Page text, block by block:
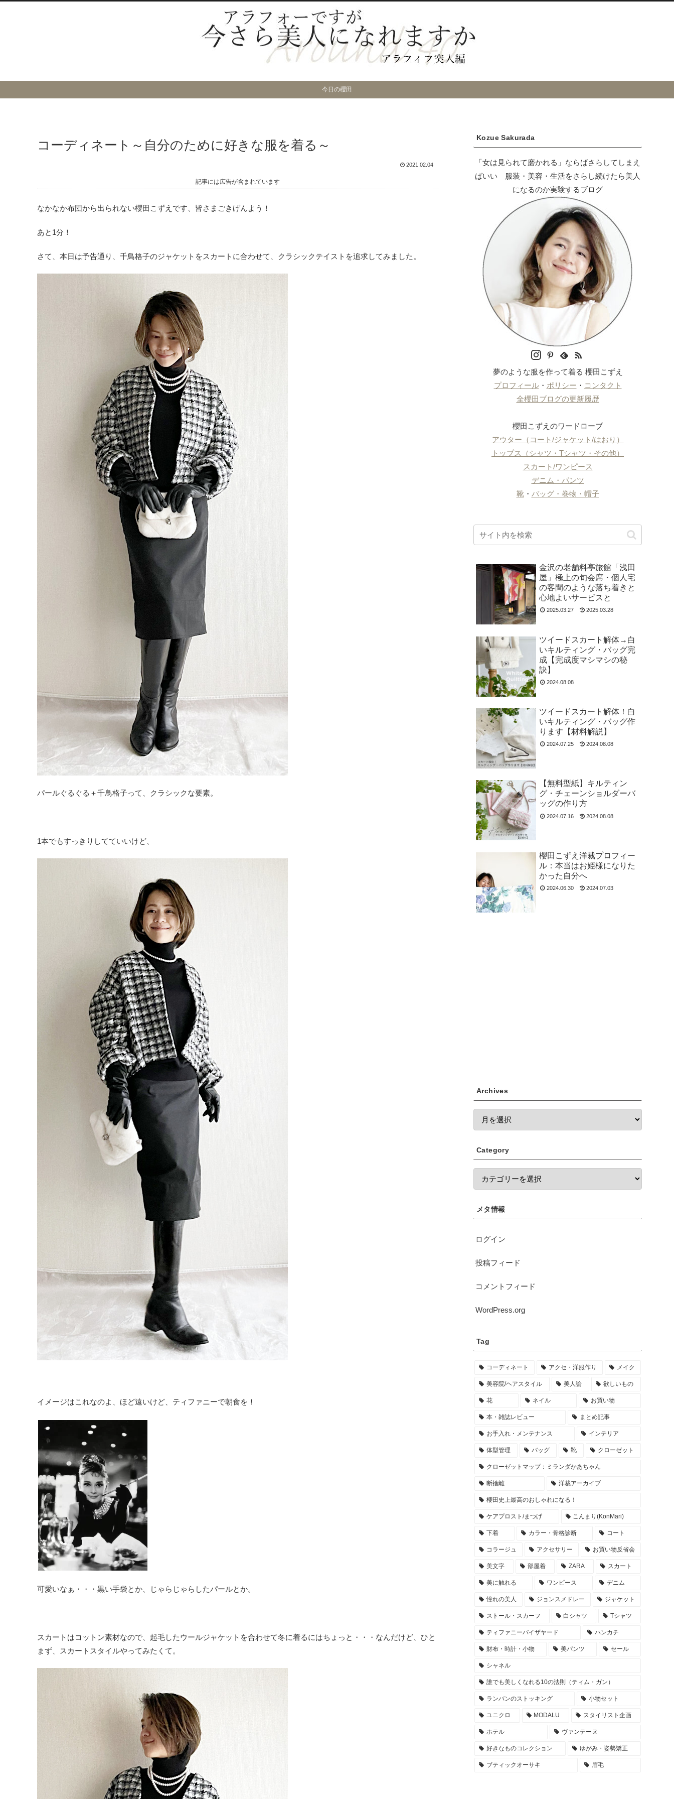
今日の櫻田
コーディネート～自分のために好きな服を着る～
2021.02.04
記事には広告が含まれています
なかなか布団から出られない櫻田こずえです、皆さまごきげんよう！
あと1分！
さて、本日は予告通り、千鳥格子のジャケットをスカートに合わせて、クラシックテイストを追求してみました。
パールぐるぐる＋千鳥格子って、クラシックな要素。
1本でもすっきりしてていいけど、
イメージはこれなのよ、ほど遠いけど、ティファニーで朝食を！
可愛いなぁ・・・黒い手袋とか、じゃらじゃらしたパールとか。
スカートはコットン素材なので、起毛したウールジャケットを合わせて冬に着るにはちょっと・・・なんだけど、ひと
まず、スカートスタイルやってみたくて。
Kozue Sakurada
「女は見られて磨かれる」ならばさらしてしまえ
ばいい 服装・美容・生活をさらし続けたら美人
になるのか実験するブログ
夢のような服を作って着る 櫻田こずえ
プロフィール・ ポリシー ・ コンタクト
全櫻田ブログの更新履歴
櫻田こずえのワードローブ
アウター（コート/ジャケット/はおり）
トップス（シャツ・Tシャツ・その他）
スカート/ワンピース
デニム・パンツ
靴・ バッグ・巻物・帽子
金沢の老舗料亭旅館「浅田
屋」極上の旬会席・個人宅
の客間のような落ち着きと
心地よいサービスと
2025.03.27 2025.03.28
ツイードスカート解体→白
いキルティング・バッグ完
成【完成度マシマシの秘
訣】
2024.08.08
ツイードスカート解体！白
いキルティング・バッグ作
ります【材料解説】
2024.07.25 2024.08.08
【無料型紙】キルティン
グ・チェーンショルダーバ
ッグの作り方
2024.07.16 2024.08.08
櫻田こずえ洋裁プロフィー
ル：本当はお姫様になりた
かった自分へ
2024.06.30 2024.07.03
Archives
Category
メタ情報
ログイン
投稿フィード
コメントフィード
WordPress.org
Tag
コーディネート アクセ・洋服作り メイク
美容院/ヘアスタイル 美人論 欲しいもの
花 ネイル お買い物
本・雑誌レビュー まとめ記事
お手入れ・メンテナンス インテリア
体型管理 バッグ 靴 クローゼット
クローゼットマップ：ミランダかあちゃん
断捨離 洋裁アーカイブ
櫻田史上最高のおしゃれになる！
ケアプロスト/まつげ こんまり(KonMari)
下着 カラー・骨格診断 コート
コラージュ アクセサリー お買い物反省会
美文字 部屋着 ZARA スカート
美に触れる ワンピース デニム
憧れの美人 ジョンスメドレー ジャケット
ストール・スカーフ 白シャツ Tシャツ
ティファニーバイザヤード ハンカチ
財布・時計・小物 美パンツ セール
シャネル
誰でも美しくなれる10の法則（ティム・ガン）
ランバンのストッキング 小物セット
ユニクロ MODALU スタイリスト企画
ホテル ヴァンテーヌ
好きなものコレクション ゆがみ・姿勢矯正
ブティックオーサキ 眉毛